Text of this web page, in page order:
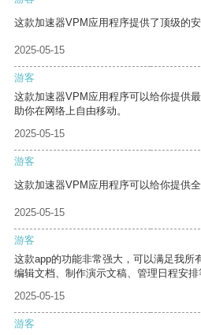
这款加速器VPM应用程序提供了顶级的安
2025-05-15
游客
这款加速器VPM应用程序可以给你提供
助你在网络上自由移动。
2025-05-15
游客
这款加速器VPM应用程序可以给你提供
2025-05-15
游客
这款app的功能非常强大，可以满足我所
编辑文档、制作演示文稿、管理日程安排
2025-05-15
游客